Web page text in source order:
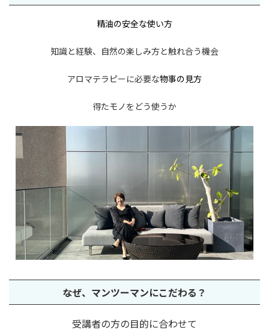
精油の安全な使い方
知識と経験、自然の楽しみ方と触れ合う機会
アロマテラピーに必要な物事の見方
得たモノをどう使うか
なぜ、 マンツーマンにこだわる？
受講者の方の目的に合わせて